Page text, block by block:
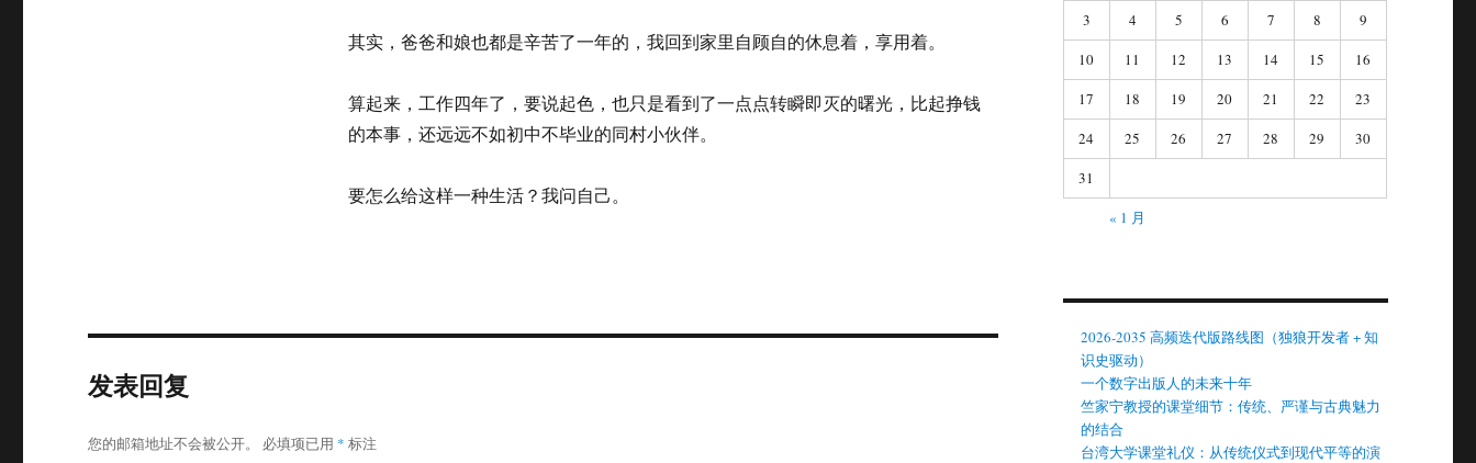
其实，爸爸和娘也都是辛苦了一年的，我回到家里自顾自的休息着，享用着。
算起来，工作四年了，要说起色，也只是看到了一点点转瞬即灭的曙光，比起挣钱
的本事，还远远不如初中不毕业的同村小伙伴。
要怎么给这样一种生活？我问自己。
发表回复
您的邮箱地址不会被公开。 必填项已用 * 标注
3
4 5 6 7 8
9
10
11 12 13 14 15
16
17
18 19 20 21 22
23
24
25 26 27 28 29
30
31
« 1 月
2026-2035 高频迭代版路线图（独狼开发者 + 知
识史驱动）
一个数字出版人的未来十年
竺家宁教授的课堂细节：传统、严谨与古典魅力
的结合
台湾大学课堂礼仪：从传统仪式到现代平等的演